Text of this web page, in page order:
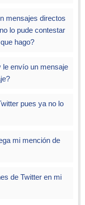
mensajes directos
lo pude contestar
hago?
le envío un mensaje
pues ya no lo
mi mención de
de Twitter en mi